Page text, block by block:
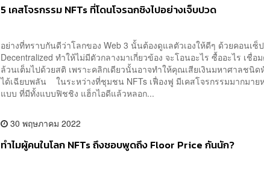
5 เคสโจรกรรม NFTs ที่โดนโจรฉกชิงไปอย่างเจ็บปวด
อย่างที่ทราบกันดีว่าโลกของ Web 3 นั้นต้องดูแลตัวเองให้ดีๆ ด้วยคอนเซ็
Decentralized ทำให้ไม่มีตัวกลางมาเกี่ยวข้อง จะโอนอะไร ซื้ออะไร เชื่อ
ล้วนเต็มไปด้วยสติ เพราะคลิกเดียวนั้นอาจทำให้คุณเสียเงินมหาศาลชนิด
ได้เฉียบพลัน ในระหว่างที่ชุมชน NFTs เฟื่องฟู มีเคสโจรกรรมมากมาย
แบบ ที่มีทั้งแบบฟิชชิง แฮ็กไอดีแล้วหลอก...
30 พฤษภาคม 2022
ทำไมผู้คนในโลก NFTs ถึงชอบพูดถึง Floor Price กันนัก?